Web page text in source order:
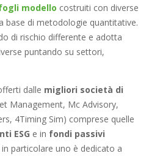
modello costruiti con diverse
base di metodologie quantitative.
di rischio differente e adotta
puntando su settori,
dalle migliori società di
Management, Mc Advisory,
4Timing Sim) comprese quelle
ESG e in fondi passivi
particolare uno è dedicato a